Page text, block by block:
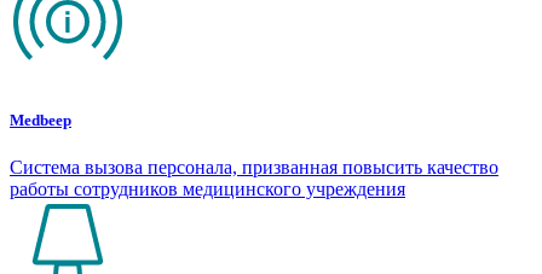
Medbeep
Система вызова персонала, призванная повысить качество
работы сотрудников медицинского учреждения